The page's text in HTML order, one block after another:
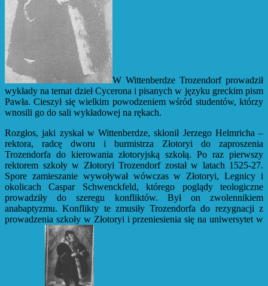
W Wittenberdze Trozendorf prowadził
wykłady na temat dzieł Cycerona i pisanych w języku greckim pism
Pawła. Cieszył się wielkim powodzeniem wśród studentów, którzy
wnosili go do sali wykładowej na rękach.
Rozgłos, jaki zyskał w Wittenberdze, skłonił Jerzego Helmricha –
rektora, radcę dworu i burmistrza Złotoryi do zaproszenia
Trozendorfa do kierowania złotoryjską szkołą. Po raz pierwszy
rektorem szkoły w Złotoryi Trozendorf został w latach 1525-27.
Spore zamieszanie wywoływał wówczas w Złotoryi, Legnicy i
okolicach Caspar Schwenckfeld, którego poglądy teologiczne
prowadziły do szeregu konfliktów. Był on zwolennikiem
anabaptyzmu. Konflikty te zmusiły Trozendorfa do rezygnacji z
prowadzenia szkoły w Złotoryi i przeniesienia się na uniwersytet w